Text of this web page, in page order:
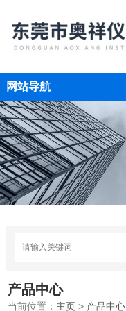
网站导航
产品中心
当前位置： 主页 > 产品中心